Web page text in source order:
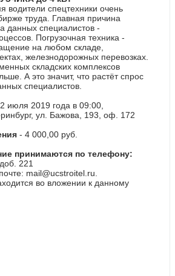
водители спецтехники очень
труда. Главная причина
данных специалистов -
Погрузочная техника -
на любом складе,
железнодорожных перевозках.
складских комплексов
А это значит, что растёт спрос
специалистов.
июля 2019 года в 09:00,
ул. Бажова, 193, оф. 172
- 4 000,00 руб.
принимаются по телефону:
221
mail@ucstroitel.ru.
во вложении к данному